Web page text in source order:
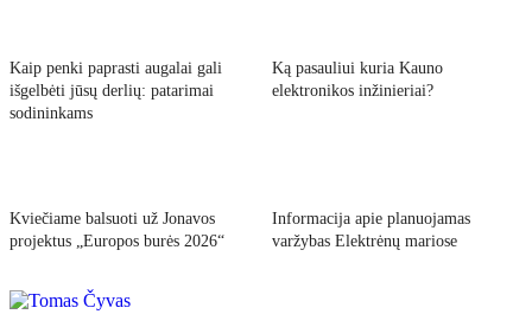
Kaip penki paprasti augalai gali
išgelbėti jūsų derlių: patarimai
sodininkams
Ką pasauliui kuria Kauno
elektronikos inžinieriai?
Kviečiame balsuoti už Jonavos
projektus „Europos burės 2026“
Informacija apie planuojamas
varžybas Elektrėnų mariose